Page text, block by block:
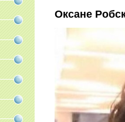
Оксане